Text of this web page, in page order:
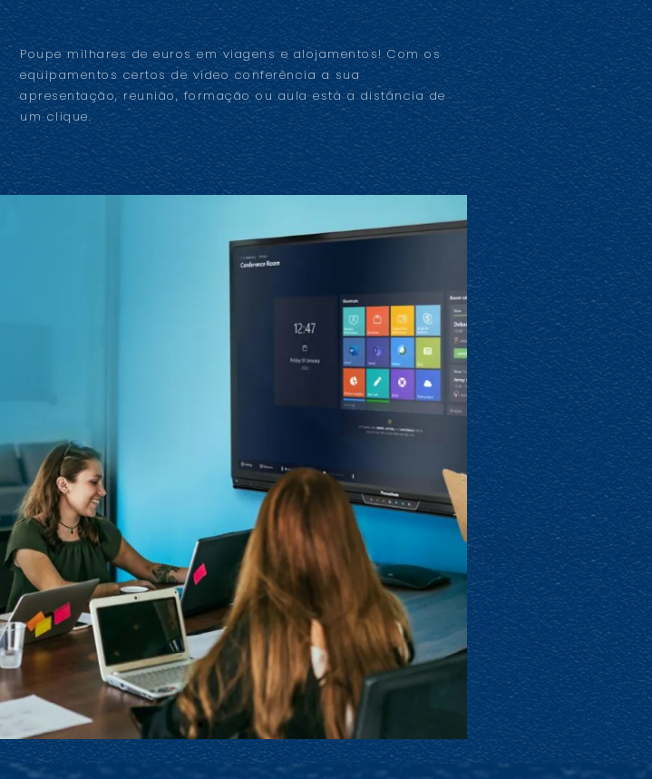
Poupe milhares de euros em viagens e alojamentos! Com os
equipamentos certos de vídeo conferência a sua
apresentação, reunião, formação ou aula está a distância de
um clique.